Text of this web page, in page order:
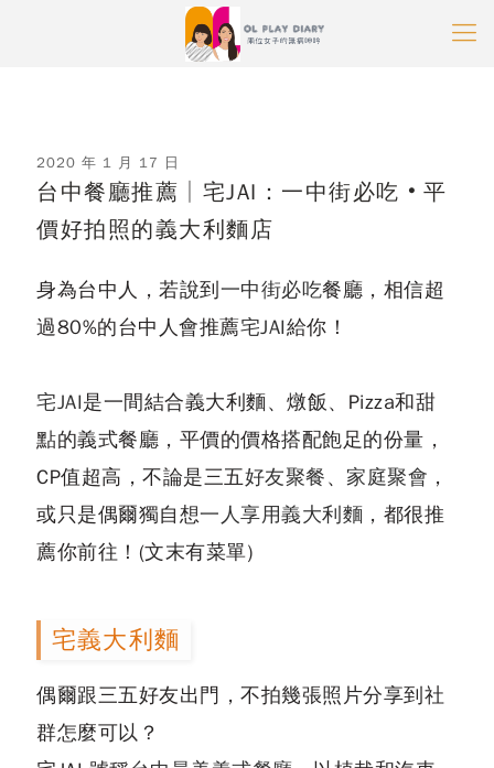
2020 年 1 月 17 日
台中餐廳推薦│宅JAI：一中街必吃‧平
價好拍照的義大利麵店
身為台中人，若說到 一中街必吃餐廳，相信超
過80%的台中人會推薦宅JAI給你！
宅JAI是一間結合義大利麵、燉飯、Pizza和甜
點的義式餐廳，平價的價格搭配飽足的份量，
CP值超高，不論是三五好友聚餐、 家庭聚會 ，
或只是偶爾獨自想一人享用義大利麵 ，都很推
薦你前往！(文末有菜單)
宅義大利麵
偶爾跟三五好友出門，不拍幾張照片分享到社
群怎麼可以？